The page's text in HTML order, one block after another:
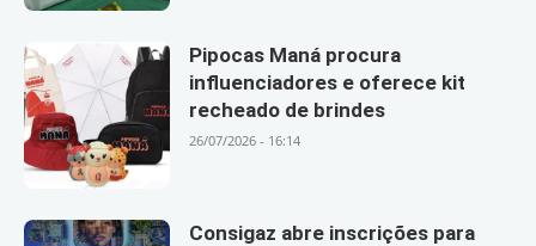
Pipocas Maná procura
influenciadores e oferece kit
recheado de brindes
26/07/2026 - 16:14
Consigaz abre inscrições para